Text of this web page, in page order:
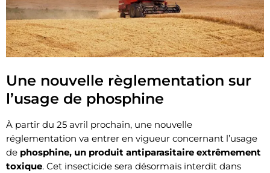
Une nouvelle règlementation sur
l’usage de phosphine
À partir du 25 avril prochain, une nouvelle
réglementation va entrer en vigueur concernant l’usage
de phosphine, un produit antiparasitaire extrêmement
toxique. Cet insecticide sera désormais interdit dans